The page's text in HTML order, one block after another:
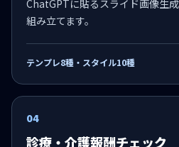
ChatGPTに貼るスライド画像生
組み立てます。
テンプレ8種・スタイル10種
04
診療・介護報酬チェック